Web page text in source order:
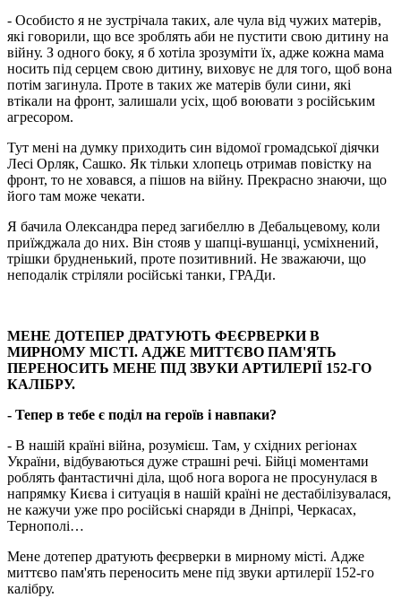
- Особисто я не зустрічала таких, але чула від чужих матерів,
які говорили, що все зроблять аби не пустити свою дитину на
війну. З одного боку, я б хотіла зрозуміти їх, адже кожна мама
носить під серцем свою дитину, виховує не для того, щоб вона
потім загинула. Проте в таких же матерів були сини, які
втікали на фронт, залишали усіх, щоб воювати з російським
агресором.
Тут мені на думку приходить син відомої громадської діячки
Лесі Орляк, Сашко. Як тільки хлопець отримав повістку на
фронт, то не ховався, а пішов на війну. Прекрасно знаючи, що
його там може чекати.
Я бачила Олександра перед загибеллю в Дебальцевому, коли
приїжджала до них. Він стояв у шапці-вушанці, усміхнений,
трішки брудненький, проте позитивний. Не зважаючи, що
неподалік стріляли російські танки, ГРАДи.
МЕНЕ ДОТЕПЕР ДРАТУЮТЬ ФЕЄРВЕРКИ В
МИРНОМУ МІСТІ. АДЖЕ МИТТЄВО ПАМ'ЯТЬ
ПЕРЕНОСИТЬ МЕНЕ ПІД ЗВУКИ АРТИЛЕРІЇ 152-ГО
КАЛІБРУ.
- Тепер в тебе є поділ на героїв і навпаки?
- В нашій країні війна, розумієш. Там, у східних регіонах
України, відбуваються дуже страшні речі. Бійці моментами
роблять фантастичні діла, щоб нога ворога не просунулася в
напрямку Києва і ситуація в нашій країні не дестабілізувалася,
не кажучи уже про російські снаряди в Дніпрі, Черкасах,
Тернополі…
Мене дотепер дратують феєрверки в мирному місті. Адже
миттєво пам'ять переносить мене під звуки артилерії 152-го
калібру.